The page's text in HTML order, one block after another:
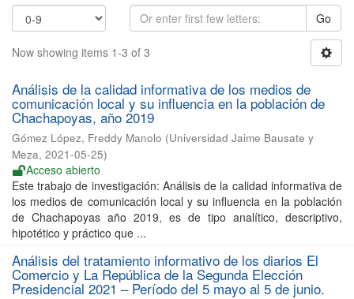
Go
Now showing items 1-3 of 3
Análisis de la calidad informativa de los medios de
comunicación local y su influencia en la población de
Chachapoyas, año 2019
Gómez López, Freddy Manolo (Universidad Jaime Bausate y
Meza, 2021-05-25)
Acceso abierto
Este trabajo de investigación: Análisis de la calidad informativa de
los medios de comunicación local y su influencia en la población
de Chachapoyas año 2019, es de tipo analítico, descriptivo,
hipotético y práctico que ...
Análisis del tratamiento informativo de los diarios El
Comercio y La República de la Segunda Elección
Presidencial 2021 – Período del 5 mayo al 5 de junio.